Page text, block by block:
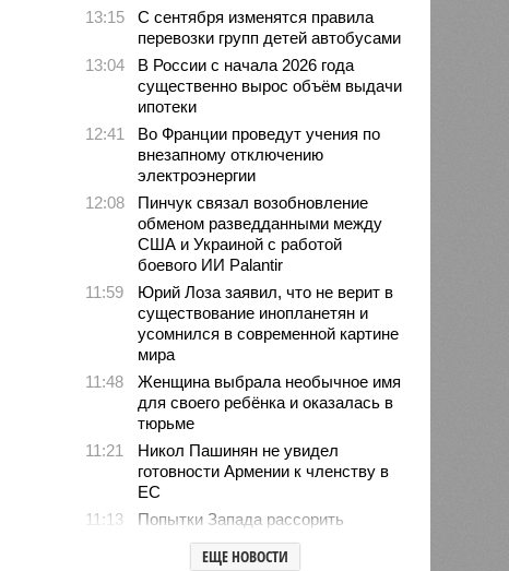
13:15
С сентября изменятся правила
перевозки групп детей автобусами
13:04
В России с начала 2026 года
существенно вырос объём выдачи
ипотеки
12:41
Во Франции проведут учения по
внезапному отключению
электроэнергии
12:08
Пинчук связал возобновление
обменом разведданными между
США и Украиной с работой
боевого ИИ Palantir
11:59
Юрий Лоза заявил, что не верит в
существование инопланетян и
усомнился в современной картине
мира
11:48
Женщина выбрала необычное имя
для своего ребёнка и оказалась в
тюрьме
11:21
Никол Пашинян не увидел
готовности Армении к членству в
ЕС
11:13
Попытки Запада рассорить
Москву и Астану назвали
бесперспективными
ЕЩЕ НОВОСТИ